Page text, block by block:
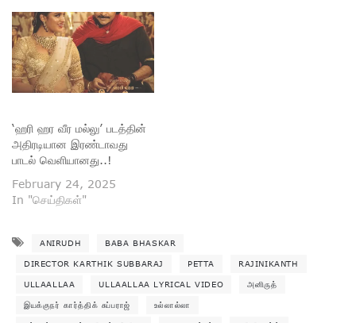
‘ஹரி ஹர வீர மல்லு’ படத்தின்
அதிரடியான இரண்டாவது
பாடல் வெளியானது..!
February 24, 2025
In "செய்திகள்"
ANIRUDH BABA BHASKAR
DIRECTOR KARTHIK SUBBARAJ PETTA RAJINIKANTH
ULLAALLAA ULLAALLAA LYRICAL VIDEO அனிருத்
இயக்குநர் கார்த்திக் சுப்பராஜ் உல்லால்லா